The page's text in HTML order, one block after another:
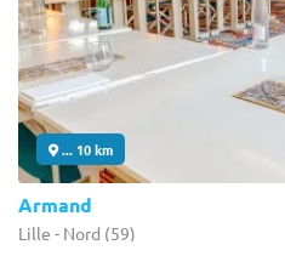
... 10 km
Armand
Lille - Nord (59)